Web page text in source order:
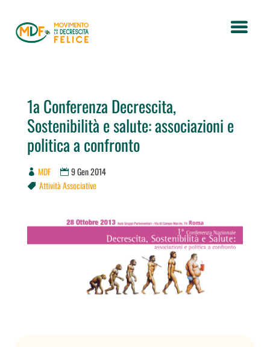
1a Conferenza Decrescita,
Sostenibilità e salute: associazioni e
politica a confronto
MDF 9 Gen 2014
 Attività Associative